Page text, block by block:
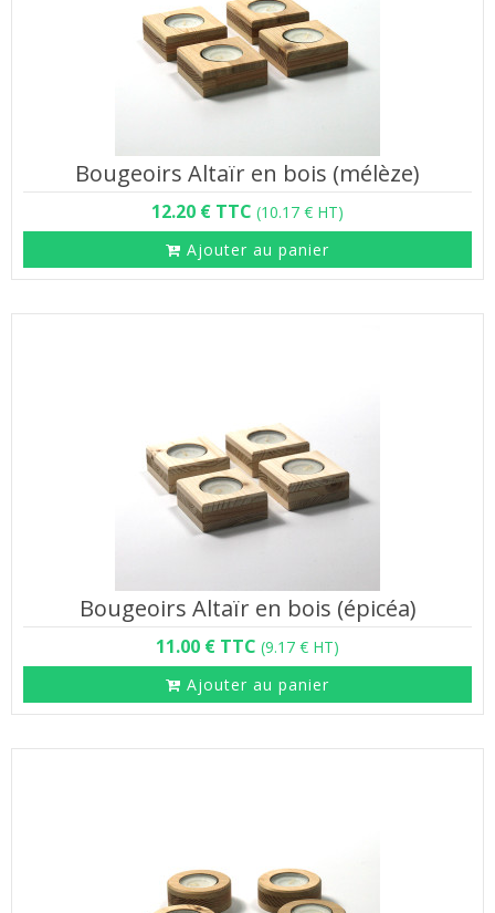
Bougeoirs Altaïr en bois (mélèze)
12.20 € TTC (10.17 € HT)
Ajouter au panier
Bougeoirs Altaïr en bois (épicéa)
11.00 € TTC (9.17 € HT)
Ajouter au panier